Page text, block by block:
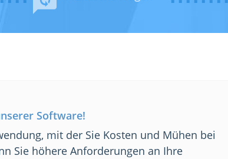
Software!
mit der Sie Kosten und Mühen bei
Sie höhere Anforderungen an Ihre